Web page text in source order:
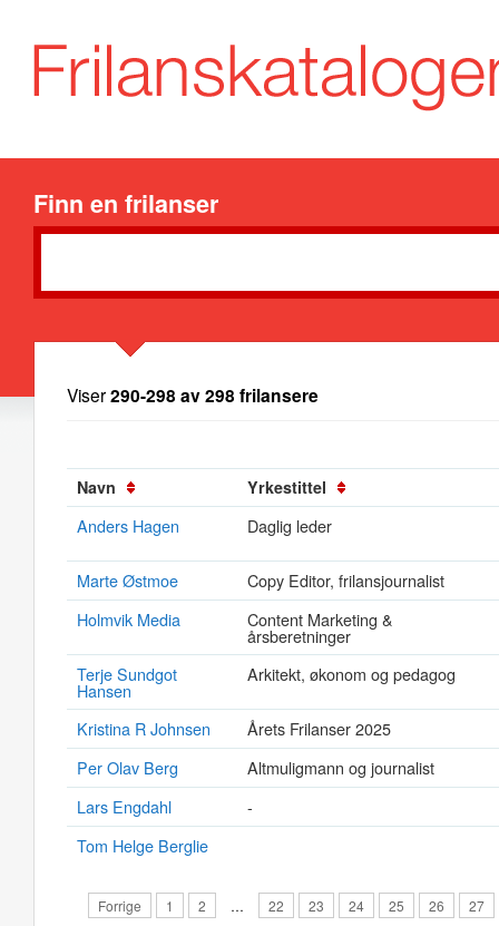
Finn en frilanser
Viser290-298 av 298 frilansere
Navn Yrkestittel
Anders Hagen Daglig leder
Marte Østmoe
Copy Editor, frilansjournalist
Holmvik Media
Content Marketing &
årsberetninger
Terje Sundgot
Hansen
Arkitekt, økonom og pedagog
Kristina R Johnsen
Årets Frilanser 2025
Per Olav Berg
Altmuligmann og journalist
Lars Engdahl
-
Tom Helge Berglie
Forrige 1 2 … 22 23 24 25 26 27